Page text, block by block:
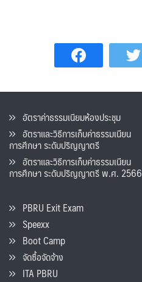
อัตราค่าธรรมเนียมห้องประชุม
อัตราและวิธีการเก็บค่าธรรมเนียน
การศึกษา ระดับปริญญาตรี
อัตราและวิธีการเก็บค่าธรรมเนียน
การศึกษา ระดับปริญญาตรี พ.ศ. 2566
PBRU Exit Exam
Speexx
Boot Camp
จัดซื้อจัดจ้าง
ITA PBRU